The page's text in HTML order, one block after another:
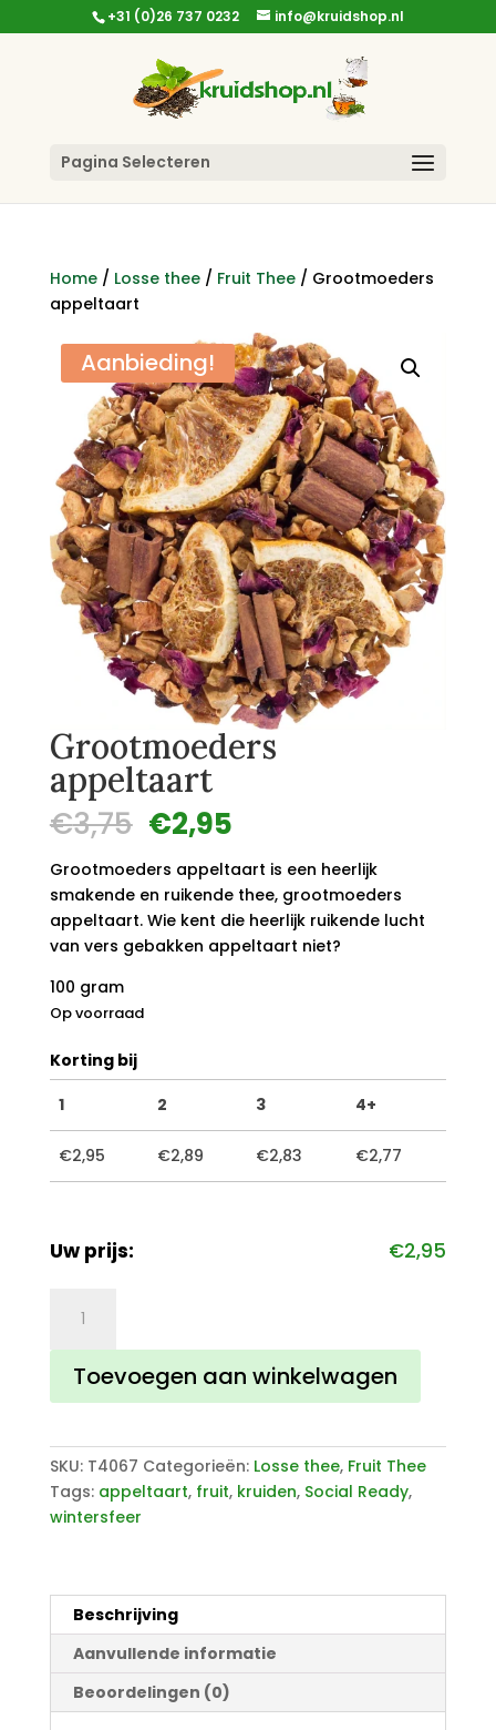
+31 (0)26 737 0232 info@kruidshop.nl
Pagina Selecteren
Home/ Losse thee/ Fruit Thee/ Grootmoeders
appeltaart
Aanbieding!
Grootmoeders
appeltaart
€3,75 Oorspronkelijke
prijs
was:
€3,75.
€2,95Huidige
is:
€2,95.
Grootmoeders appeltaart is een heerlijk
smakende en ruikende thee, grootmoeders
appeltaart. Wie kent die heerlijk ruikende lucht
van vers gebakken appeltaart niet?
100 gram
Op voorraad
Korting bij
1
2 3 4+
€2,95 €2,89 €2,83 €2,77
Uw prijs: €2,95
appeltaart
aantal
Toevoegen aan winkelwagen
SKU: T4067 Categorieën: Losse thee, Fruit Thee
Tags: appeltaart, fruit, kruiden, Social Ready,
wintersfeer
Beschrijving
Aanvullende informatie
Beoordelingen (0)